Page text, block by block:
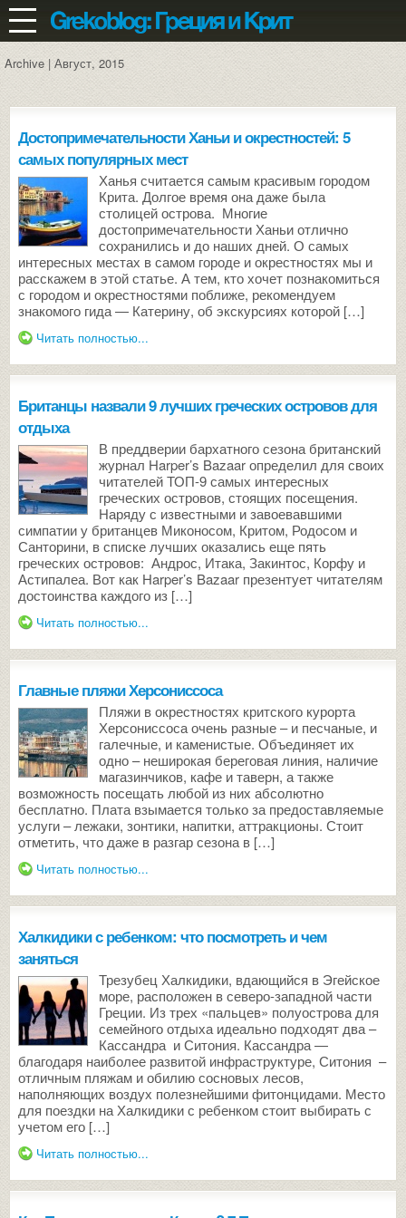
Archive | Август, 2015
Достопримечательности Ханьи и окрестностей: 5
самых популярных мест
Ханья считается самым красивым городом
Крита. Долгое время она даже была
столицей острова. Многие
достопримечательности Ханьи отлично
сохранились и до наших дней. О самых
интересных местах в самом городе и окрестностях мы и
расскажем в этой статье. А тем, кто хочет познакомиться
с городом и окрестностями поближе, рекомендуем
знакомого гида — Катерину, об экскурсиях которой […]
Читать полностью...
Британцы назвали 9 лучших греческих островов для
отдыха
В преддверии бархатного сезона британский
журнал Harper’s Bazaar определил для своих
читателей ТОП-9 самых интересных
греческих островов, стоящих посещения.
Наряду с известными и завоевавшими
симпатии у британцев Миконосом, Критом, Родосом и
Санторини, в списке лучших оказались еще пять
греческих островов: Андрос, Итака, Закинтос, Корфу и
Астипалеа. Вот как Harper’s Bazaar презентует читателям
достоинства каждого из […]
Читать полностью...
Главные пляжи Херсониссоса
Пляжи в окрестностях критского курорта
Херсониссоса очень разные – и песчаные, и
галечные, и каменистые. Объединяет их
одно – неширокая береговая линия, наличие
магазинчиков, кафе и таверн, а также
возможность посещать любой из них абсолютно
бесплатно. Плата взымается только за предоставляемые
услуги – лежаки, зонтики, напитки, аттракционы. Стоит
отметить, что даже в разгар сезона в […]
Читать полностью...
Халкидики с ребенком: что посмотреть и чем
заняться
Трезубец Халкидики, вдающийся в Эгейское
море, расположен в северо-западной части
Греции. Из трех «пальцев» полуострова для
семейного отдыха идеально подходят два –
Кассандра и Ситония. Кассандра —
благодаря наиболее развитой инфраструктуре, Ситония –
отличным пляжам и обилию сосновых лесов,
наполняющих воздух полезнейшими фитонцидами. Место
для поездки на Халкидики с ребенком стоит выбирать с
учетом его […]
Читать полностью...